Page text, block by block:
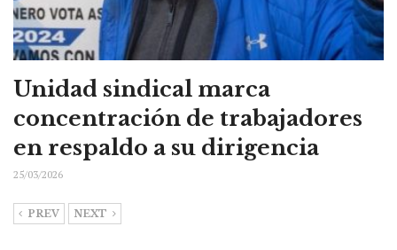
Unidad sindical marca
concentración de trabajadores
en respaldo a su dirigencia
25/03/2026
PREV NEXT